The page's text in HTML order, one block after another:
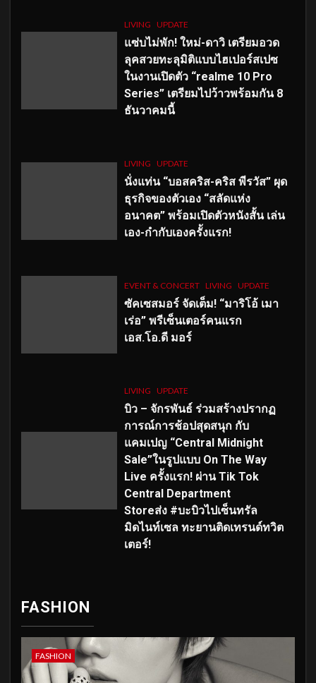
LIVING UPDATE
แซ่บไม่พัก! ใหม่-ดาวิ เตรียมอวด
ลุคสวยทะลุมิติแบบไฮเปอร์สเปซ
ในงานเปิดตัว “realme 10 Pro
Series” เตรียมไปว้าวพร้อมกัน 8
ธันวาคมนี้
LIVING UPDATE
นั่งแท่น “บอสคริส-คริส พีรวัส” ผุด
ธุรกิจของตัวเอง “สลัดแห่ง
อนาคต” พร้อมเปิดตัวหนังสั้น เล่น
เอง-กำกับเองครั้งแรก!
EVENT & CONCERT LIVING UPDATE
ซัคเซสมอร์ จัดเต็ม! “มาริโอ้ เมา
เร่อ” พรีเซ็นเตอร์คนแรก
เอส.โอ.ดี มอร์
LIVING UPDATE
บิว – จักรพันธ์ ร่วมสร้างปรากฏ
การณ์การช้อปสุดสนุก กับ
แคมเปญ “Central Midnight
Sale”ในรูปแบบ On The Way
Live ครั้งแรก! ผ่าน Tik Tok
Central Department
Storeส่ง #บะบิวไปเซ็นทรัล
มิดไนท์เซล ทะยานติดเทรนด์ทวิต
เตอร์!
FASHION
FASHION